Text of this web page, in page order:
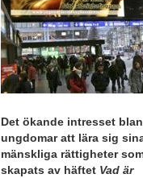
Det ökande intresset
ungdomar att lära sig
mänskliga rättigheter
skapats av häftet Vad är